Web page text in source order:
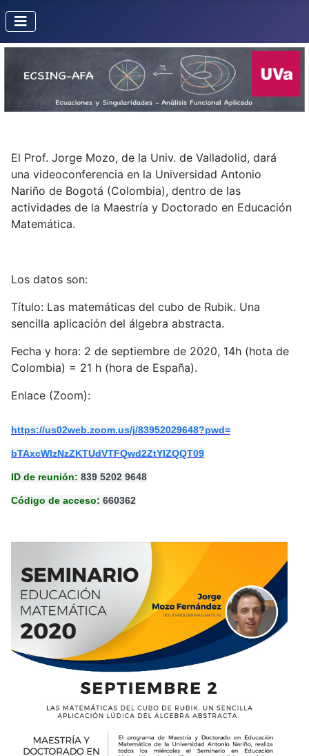
El Prof. Jorge Mozo, de la Univ. de Valladolid, dará
una videoconferencia en la Universidad Antonio
Nariño de Bogotá (Colombia), dentro de las
actividades de la Maestría y Doctorado en Educación
Matemática.
Los datos son:
Título: Las matemáticas del cubo de Rubik. Una
sencilla aplicación del álgebra abstracta.
Fecha y hora: 2 de septiembre de 2020, 14h (hota de
Colombia) = 21 h (hora de España).
Enlace (Zoom):
https://us02web.zoom.us/j/83952029648?pwd=
bTAxcWlzNzZKTUdVTFQwd2ZtYlZQQT09
ID de reunión: 839 5202 9648
Código de acceso: 660362